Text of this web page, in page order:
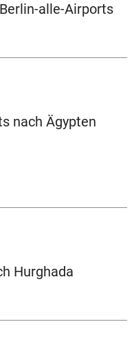
alle-Airports
nach Ägypten
Hurghada